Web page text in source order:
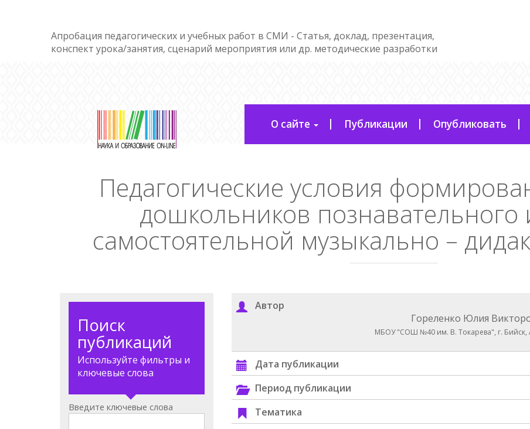
Апробация педагогических и учебных работ в СМИ - Статья, доклад, презентация,
конспект урока/занятия, сценарий мероприятия или др. методические разработки
О сайте Публикации Опубликовать
Педагогические условия
дошкольников познавательного
самостоятельной музыкально –
Поиск
публикаций
Используйте фильтры и
ключевые слова
Введите ключевые слова
Автор
Гореленко Юлия
МБОУ "СОШ №40 им. В. Токарева", г. Бийск,
Дата публикации
Период публикации
Тематика